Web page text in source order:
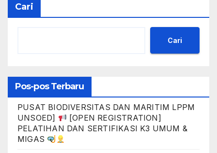
Cari
Cari
Pos-pos Terbaru
PUSAT BIODIVERSITAS DAN MARITIM LPPM
UNSOED]
[OPEN REGISTRATION]
PELATIHAN DAN SERTIFIKASI K3 UMUM &
MIGAS